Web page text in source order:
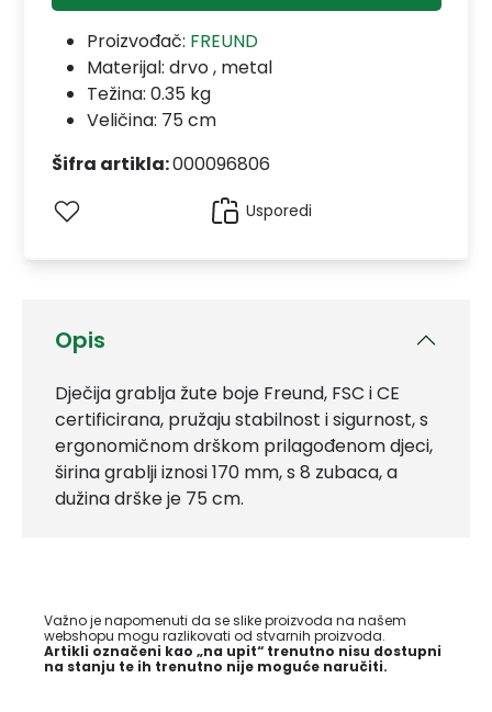
Opis
Dječija grablja žute boje Freund, FSC i CE
certificirana, pružaju stabilnost i sigurnost, s
ergonomičnom drškom prilagođenom djeci,
širina grablji iznosi 170 mm, s 8 zubaca, a
dužina drške je 75 cm.
Važno je napomenuti da se slike proizvoda na našem
webshopu mogu razlikovati od stvarnih proizvoda.
Artikli označeni kao „na upit“ trenutno nisu dostupni
na stanju te ih trenutno nije moguće naručiti.
Proizvođač: FREUND
Materijal: drvo , metal
Težina: 0.35 kg
Veličina: 75 cm
Šifra artikla:000096806
Usporedi